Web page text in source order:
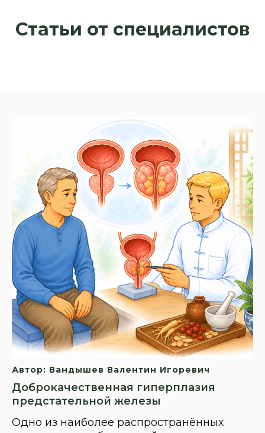
Статьи от специалистов
Автор: Вандышев Валентин Игоревич
Доброкачественная гиперплазия
предстательной железы
Одно из наиболее распространённых